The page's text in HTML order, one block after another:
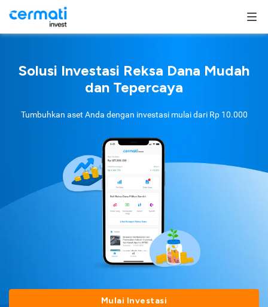
Solusi Investasi Reksa Dana Mudah
dan Tepercaya
Tumbuhkan aset Anda dengan investasi mulai dari Rp 10.000
Mulai Investasi